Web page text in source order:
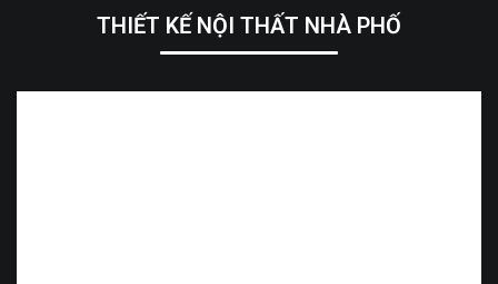
THIẾT KẾ NỘI THẤT NHÀ PHỐ